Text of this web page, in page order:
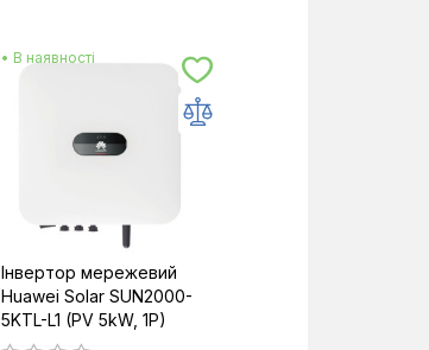
• В наявності
Інвертор мережевий
Huawei Solar SUN2000-
5KTL-L1 (PV 5kW, 1P)